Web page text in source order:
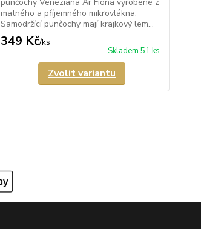
matného a příjemného mikrovlákna.
Samodržící punčochy mají krajkový lem...
349 Kč/ks
Skladem 51 ks
Zvolit variantu